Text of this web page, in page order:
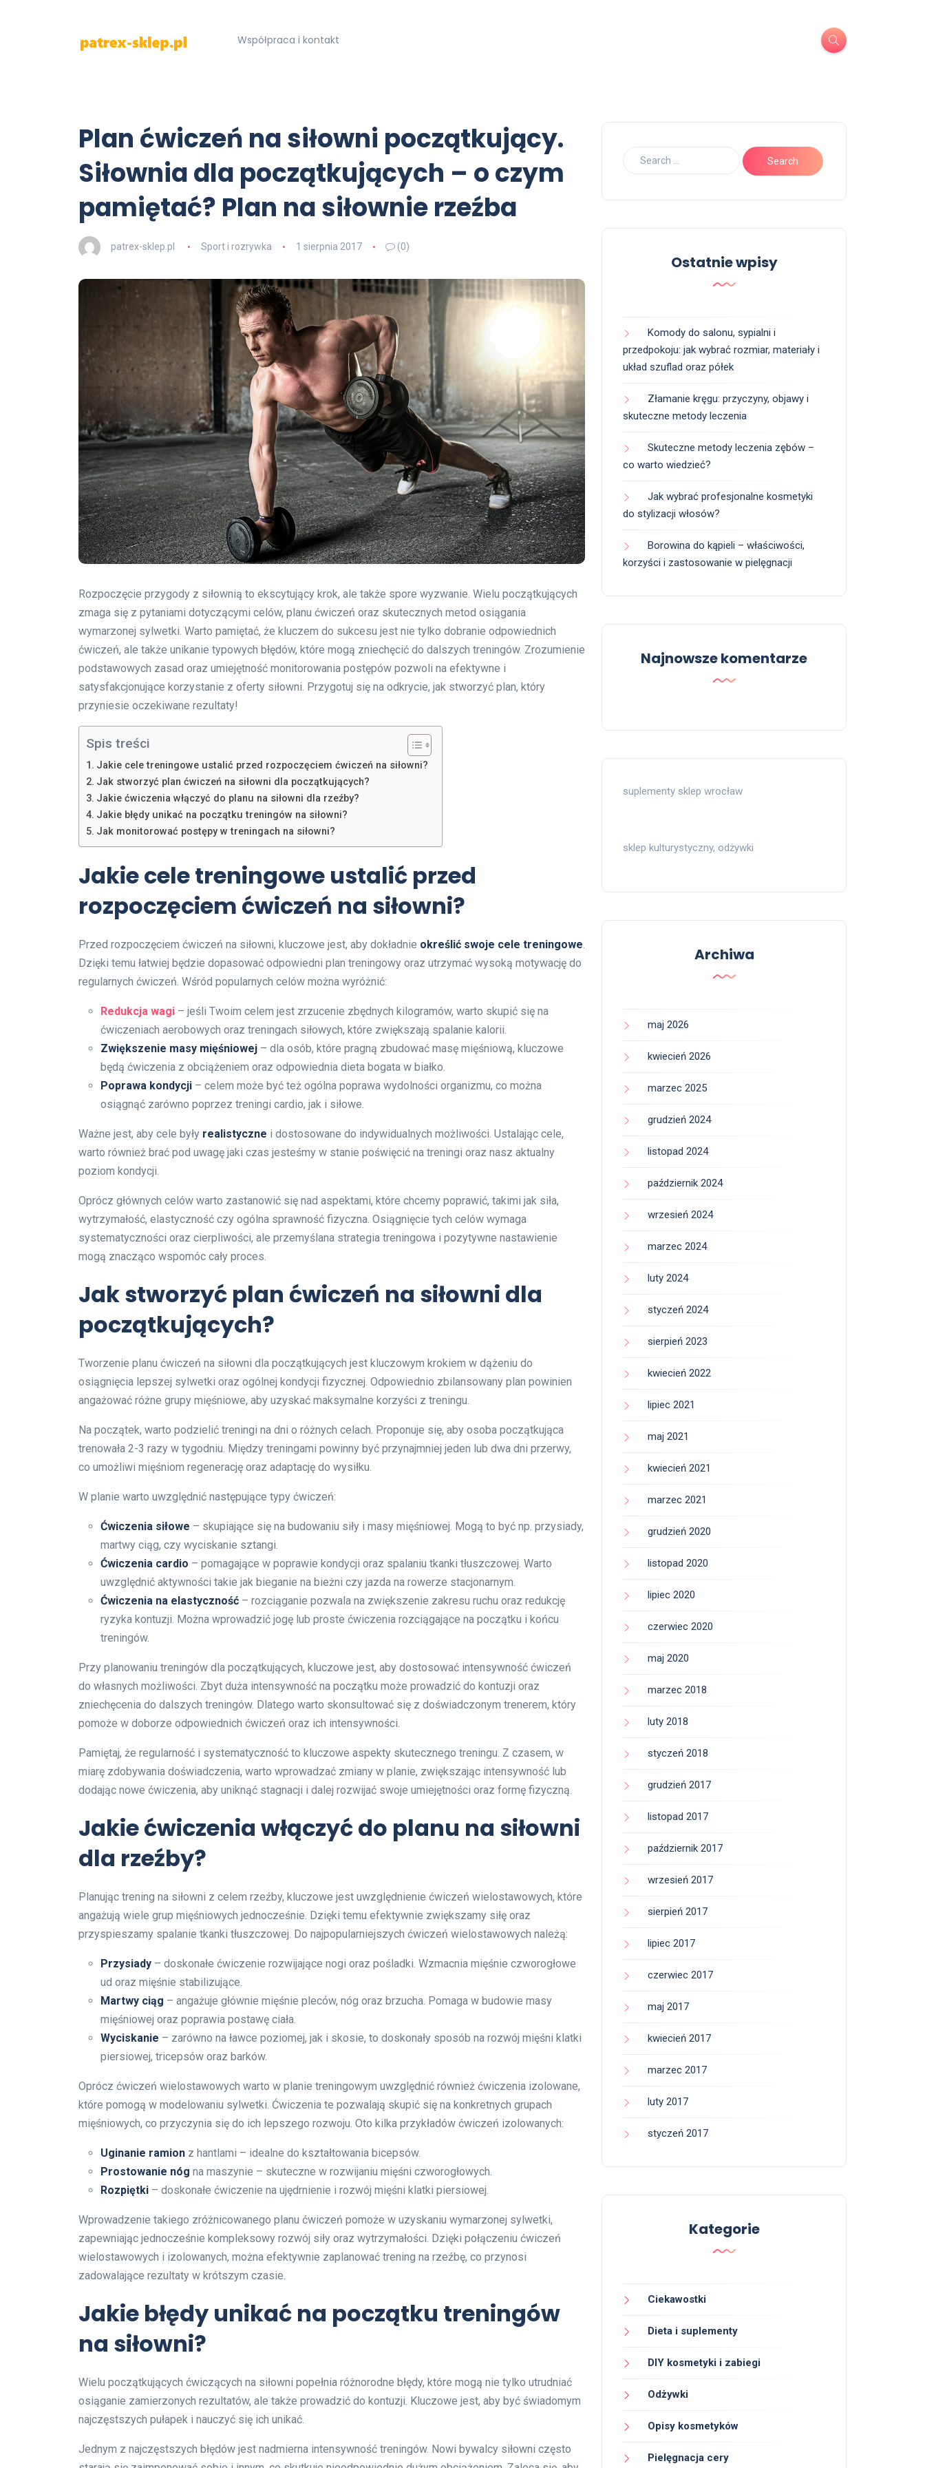
Współpraca i kontakt
Plan ćwiczeń na siłowni początkujący.
Siłownia dla początkujących – o czym
pamiętać? Plan na siłownie rzeźba
patrex-sklep.pl Sport i rozrywka 1 sierpnia 2017 (0)
Rozpoczęcie przygody z siłownią to ekscytujący krok, ale także spore wyzwanie. Wielu początkujących
zmaga się z pytaniami dotyczącymi celów, planu ćwiczeń oraz skutecznych metod osiągania
wymarzonej sylwetki. Warto pamiętać, że kluczem do sukcesu jest nie tylko dobranie odpowiednich
ćwiczeń, ale także unikanie typowych błędów, które mogą zniechęcić do dalszych treningów. Zrozumienie
podstawowych zasad oraz umiejętność monitorowania postępów pozwoli na efektywne i
satysfakcjonujące korzystanie z oferty siłowni. Przygotuj się na odkrycie, jak stworzyć plan, który
przyniesie oczekiwane rezultaty!
Spis treści
Jakie cele treningowe ustalić przed rozpoczęciem ćwiczeń na siłowni?
Jak stworzyć plan ćwiczeń na siłowni dla początkujących?
Jakie ćwiczenia włączyć do planu na siłowni dla rzeźby?
Jakie błędy unikać na początku treningów na siłowni?
Jak monitorować postępy w treningach na siłowni?
Jakie cele treningowe ustalić przed
rozpoczęciem ćwiczeń na siłowni?
Przed rozpoczęciem ćwiczeń na siłowni, kluczowe jest, aby dokładnie określić swoje cele treningowe.
Dzięki temu łatwiej będzie dopasować odpowiedni plan treningowy oraz utrzymać wysoką motywację do
regularnych ćwiczeń. Wśród popularnych celów można wyróżnić:
Redukcja wagi – jeśli Twoim celem jest zrzucenie zbędnych kilogramów, warto skupić się na
ćwiczeniach aerobowych oraz treningach siłowych, które zwiększają spalanie kalorii.
Zwiększenie masy mięśniowej – dla osób, które pragną zbudować masę mięśniową, kluczowe
będą ćwiczenia z obciążeniem oraz odpowiednia dieta bogata w białko.
Poprawa kondycji – celem może być też ogólna poprawa wydolności organizmu, co można
osiągnąć zarówno poprzez treningi cardio, jak i siłowe.
Ważne jest, aby cele były realistyczne i dostosowane do indywidualnych możliwości. Ustalając cele,
warto również brać pod uwagę jaki czas jesteśmy w stanie poświęcić na treningi oraz nasz aktualny
poziom kondycji.
Oprócz głównych celów warto zastanowić się nad aspektami, które chcemy poprawić, takimi jak siła,
wytrzymałość, elastyczność czy ogólna sprawność fizyczna. Osiągnięcie tych celów wymaga
systematyczności oraz cierpliwości, ale przemyślana strategia treningowa i pozytywne nastawienie
mogą znacząco wspomóc cały proces.
Jak stworzyć plan ćwiczeń na siłowni dla
początkujących?
Tworzenie planu ćwiczeń na siłowni dla początkujących jest kluczowym krokiem w dążeniu do
osiągnięcia lepszej sylwetki oraz ogólnej kondycji fizycznej. Odpowiednio zbilansowany plan powinien
angażować różne grupy mięśniowe, aby uzyskać maksymalne korzyści z treningu.
Na początek, warto podzielić treningi na dni o różnych celach. Proponuje się, aby osoba początkująca
trenowała 2-3 razy w tygodniu. Między treningami powinny być przynajmniej jeden lub dwa dni przerwy,
co umożliwi mięśniom regenerację oraz adaptację do wysiłku.
W planie warto uwzględnić następujące typy ćwiczeń:
Ćwiczenia siłowe – skupiające się na budowaniu siły i masy mięśniowej. Mogą to być np. przysiady,
martwy ciąg, czy wyciskanie sztangi.
Ćwiczenia cardio – pomagające w poprawie kondycji oraz spalaniu tkanki tłuszczowej. Warto
uwzględnić aktywności takie jak bieganie na bieżni czy jazda na rowerze stacjonarnym.
Ćwiczenia na elastyczność – rozciąganie pozwala na zwiększenie zakresu ruchu oraz redukcję
ryzyka kontuzji. Można wprowadzić jogę lub proste ćwiczenia rozciągające na początku i końcu
treningów.
Przy planowaniu treningów dla początkujących, kluczowe jest, aby dostosować intensywność ćwiczeń
do własnych możliwości. Zbyt duża intensywność na początku może prowadzić do kontuzji oraz
zniechęcenia do dalszych treningów. Dlatego warto skonsultować się z doświadczonym trenerem, który
pomoże w doborze odpowiednich ćwiczeń oraz ich intensywności.
Pamiętaj, że regularność i systematyczność to kluczowe aspekty skutecznego treningu. Z czasem, w
miarę zdobywania doświadczenia, warto wprowadzać zmiany w planie, zwiększając intensywność lub
dodając nowe ćwiczenia, aby uniknąć stagnacji i dalej rozwijać swoje umiejętności oraz formę fizyczną.
Jakie ćwiczenia włączyć do planu na siłowni
dla rzeźby?
Planując trening na siłowni z celem rzeźby, kluczowe jest uwzględnienie ćwiczeń wielostawowych, które
angażują wiele grup mięśniowych jednocześnie. Dzięki temu efektywnie zwiększamy siłę oraz
przyspieszamy spalanie tkanki tłuszczowej. Do najpopularniejszych ćwiczeń wielostawowych należą:
Przysiady – doskonałe ćwiczenie rozwijające nogi oraz pośladki. Wzmacnia mięśnie czworogłowe
ud oraz mięśnie stabilizujące.
Martwy ciąg – angażuje głównie mięśnie pleców, nóg oraz brzucha. Pomaga w budowie masy
mięśniowej oraz poprawia postawę ciała.
Wyciskanie – zarówno na ławce poziomej, jak i skosie, to doskonały sposób na rozwój mięśni klatki
piersiowej, tricepsów oraz barków.
Oprócz ćwiczeń wielostawowych warto w planie treningowym uwzględnić również ćwiczenia izolowane,
które pomogą w modelowaniu sylwetki. Ćwiczenia te pozwalają skupić się na konkretnych grupach
mięśniowych, co przyczynia się do ich lepszego rozwoju. Oto kilka przykładów ćwiczeń izolowanych:
Uginanie ramion z hantlami – idealne do kształtowania bicepsów.
Prostowanie nóg na maszynie – skuteczne w rozwijaniu mięśni czworogłowych.
Rozpiętki – doskonałe ćwiczenie na ujędrnienie i rozwój mięśni klatki piersiowej.
Wprowadzenie takiego zróżnicowanego planu ćwiczeń pomoże w uzyskaniu wymarzonej sylwetki,
zapewniając jednocześnie kompleksowy rozwój siły oraz wytrzymałości. Dzięki połączeniu ćwiczeń
wielostawowych i izolowanych, można efektywnie zaplanować trening na rzeźbę, co przynosi
zadowalające rezultaty w krótszym czasie.
Jakie błędy unikać na początku treningów
na siłowni?
Wielu początkujących ćwiczących na siłowni popełnia różnorodne błędy, które mogą nie tylko utrudniać
osiąganie zamierzonych rezultatów, ale także prowadzić do kontuzji. Kluczowe jest, aby być świadomym
najczęstszych pułapek i nauczyć się ich unikać.
Jednym z najczęstszych błędów jest nadmierna intensywność treningów. Nowi bywalcy siłowni często
Ostatnie wpisy
Komody do salonu, sypialni i
przedpokoju: jak wybrać rozmiar, materiały i
układ szuflad oraz półek
Złamanie kręgu: przyczyny, objawy i
skuteczne metody leczenia
Skuteczne metody leczenia zębów –
co warto wiedzieć?
Jak wybrać profesjonalne kosmetyki
do stylizacji włosów?
Borowina do kąpieli – właściwości,
korzyści i zastosowanie w pielęgnacji
Najnowsze komentarze
suplementy sklep wrocław
sklep kulturystyczny, odżywki
Archiwa
maj 2026
kwiecień 2026
marzec 2025
grudzień 2024
listopad 2024
październik 2024
wrzesień 2024
marzec 2024
luty 2024
styczeń 2024
sierpień 2023
kwiecień 2022
lipiec 2021
maj 2021
kwiecień 2021
marzec 2021
grudzień 2020
listopad 2020
lipiec 2020
czerwiec 2020
maj 2020
marzec 2018
luty 2018
styczeń 2018
grudzień 2017
listopad 2017
październik 2017
wrzesień 2017
sierpień 2017
lipiec 2017
czerwiec 2017
maj 2017
kwiecień 2017
marzec 2017
luty 2017
styczeń 2017
Kategorie
Ciekawostki
Dieta i suplementy
DIY kosmetyki i zabiegi
Odżywki
Opisy kosmetyków
Pielęgnacja cery